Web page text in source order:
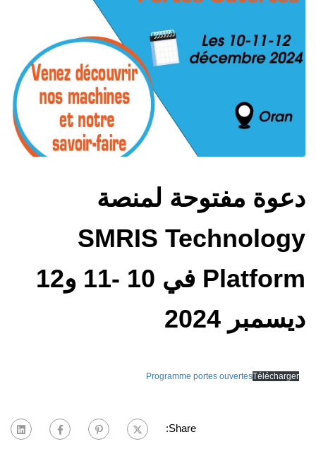
دعوة مفتوحة لمنصة
SMRIS Technology
Platform في 10 -11 و12
ديسمبر 2024
Programme portes ouvertesTélécharger
Share: